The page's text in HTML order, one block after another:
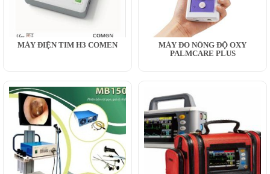
MÁY ĐIỆN TIM H3 COMEN
MÁY ĐO NỒNG ĐỘ OXY
PALMCARE PLUS